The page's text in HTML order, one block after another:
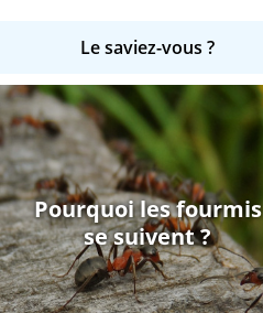
Le saviez-vous ?
Pourquoi les fourmis
se suivent ?